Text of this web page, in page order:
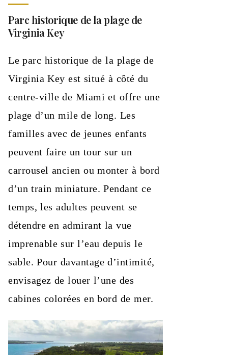
Parc historique de la plage de
Virginia Key
Le parc historique de la plage de
Virginia Key est situé à côté du
centre-ville de Miami et offre une
plage d’un mile de long. Les
familles avec de jeunes enfants
peuvent faire un tour sur un
carrousel ancien ou monter à bord
d’un train miniature. Pendant ce
temps, les adultes peuvent se
détendre en admirant la vue
imprenable sur l’eau depuis le
sable. Pour davantage d’intimité,
envisagez de louer l’une des
cabines colorées en bord de mer.